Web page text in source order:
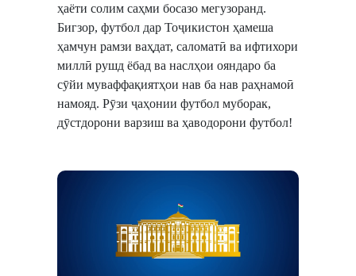
ҳаёти солим саҳми босазо мегузоранд.
Бигзор, футбол дар Тоҷикистон ҳамеша
ҳамчун рамзи ваҳдат, саломатӣ ва ифтихори
миллӣ рушд ёбад ва наслҳои ояндаро ба
сӯйи муваффақиятҳои нав ба нав раҳнамоӣ
намояд. Рӯзи ҷаҳонии футбол муборак,
дӯстдорони варзиш ва ҳаводорони футбол!